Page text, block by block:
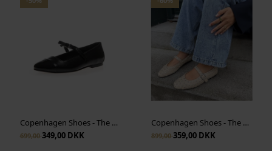
Copenhagen Shoes - The New Bow Ballerina - Black
699,00349,00 DKK
Copenhagen Shoes - The Lovely Move - Beige
899,00359,00 DKK